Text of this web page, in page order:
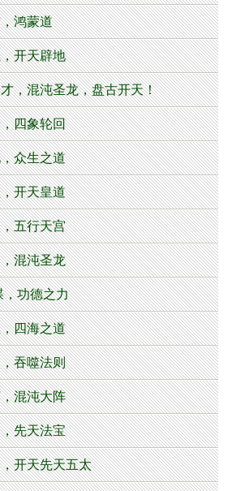
鸿蒙道
开天辟地
，混沌圣龙，盘古开天！
四象轮回
众生之道
开天皇道
五行天宫
混沌圣龙
，功德之力
四海之道
吞噬法则
混沌大阵
先天法宝
开天先天五太